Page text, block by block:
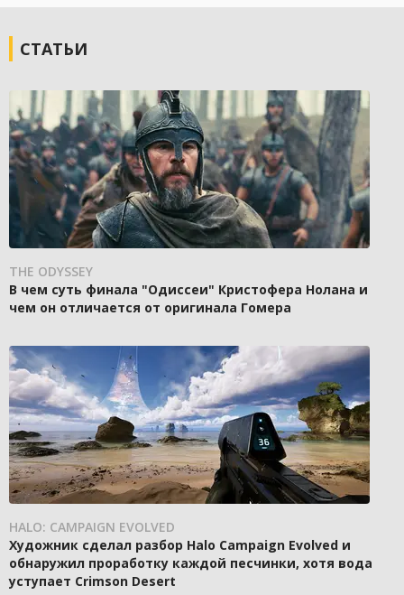
СТАТЬИ
THE ODYSSEY
В чем суть финала "Одиссеи" Кристофера Нолана и
чем он отличается от оригинала Гомера
HALO: CAMPAIGN EVOLVED
Художник сделал разбор Halo Campaign Evolved и
обнаружил проработку каждой песчинки, хотя вода
уступает Crimson Desert